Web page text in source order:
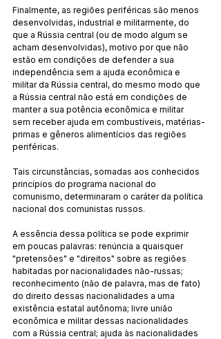
Finalmente, as regiões periféricas são menos
desenvolvidas, industrial e militarmente, do
que a Rússia central (ou de modo algum se
acham desenvolvidas), motivo por que não
estão em condições de defender a sua
independência sem a ajuda econômica e
militar da Rússia central, do mesmo modo que
a Rússia central não está em condições de
manter a sua potência econômica e militar
sem receber ajuda em combustíveis, matérias-
primas e gêneros alimentícios das regiões
periféricas.
Tais circunstâncias, somadas aos conhecidos
princípios do programa nacional do
comunismo, determinaram o caráter da política
nacional dos comunistas russos.
A essência dessa política se pode exprimir
em poucas palavras: renúncia a quaisquer
"pretensões" e "direitos" sobre as regiões
habitadas por nacionalidades não-russas;
reconhecimento (não de palavra, mas de fato)
do direito dessas nacionalidades a uma
existência estatal autônoma; livre união
econômica e militar dessas nacionalidades
com a Rússia central; ajuda às nacionalidades